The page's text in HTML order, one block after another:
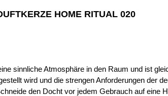
HOME RITUAL 020
sinnliche Atmosphäre in den Raum und ist
Anforderungen der deutschen RAL-Norm erfüllt.